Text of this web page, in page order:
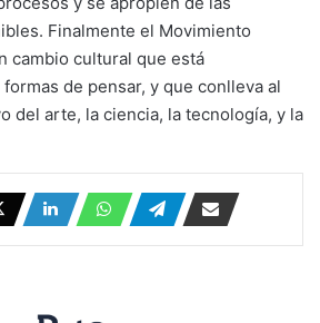
Finalmente el Movimiento
cambio cultural que está
de pensar, y que conlleva al
del arte, la ciencia, la tecnología, y la